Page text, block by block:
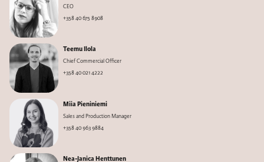
CEO
+358 40 675 8908
Teemu Ilola
Chief Commercial Officer
+358 40 021 4222
Miia Pieniniemi
Sales and Production Manager
+358 40 963 9884
Nea-Janica Henttunen